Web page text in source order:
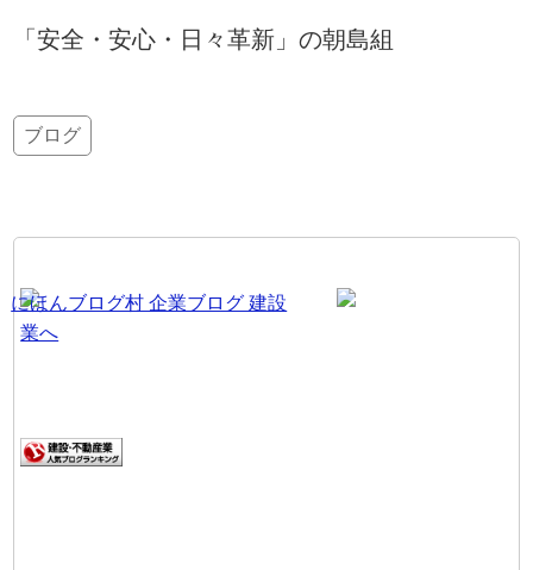
「安全・安心・日々革新」の朝島組
ブログ